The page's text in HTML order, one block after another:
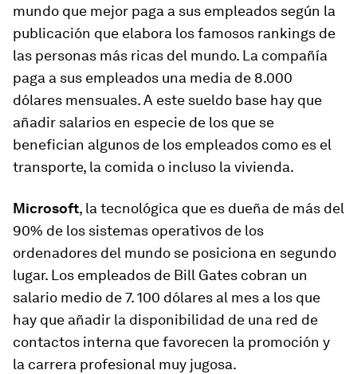
mundo que mejor paga a sus empleados según la
publicación que elabora los famosos rankings de
las personas más ricas del mundo. La compañía
paga a sus empleados una media de 8.000
dólares mensuales. A este sueldo base hay que
añadir salarios en especie de los que se
benefician algunos de los empleados como es el
transporte, la comida o incluso la vivienda.
Microsoft, la tecnológica que es dueña de más del
90% de los sistemas operativos de los
ordenadores del mundo se posiciona en segundo
lugar. Los empleados de Bill Gates cobran un
salario medio de 7. 100 dólares al mes a los que
hay que añadir la disponibilidad de una red de
contactos interna que favorecen la promoción y
la carrera profesional muy jugosa.